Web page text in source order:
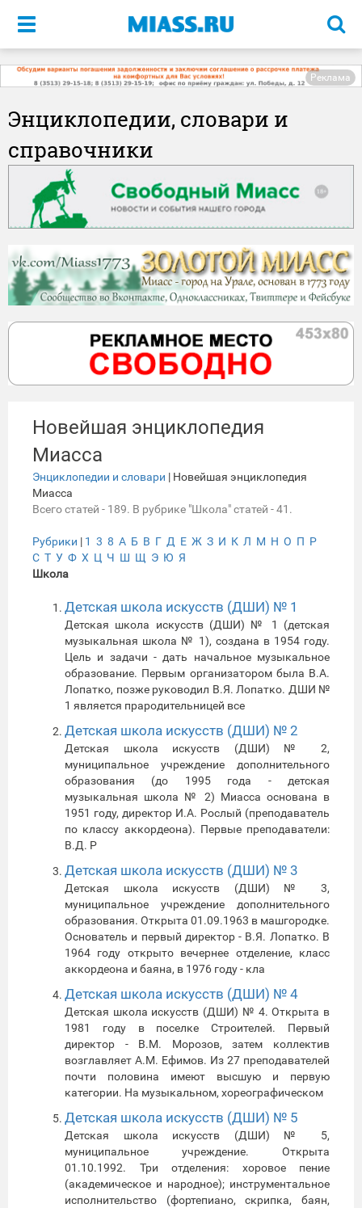
Меню
Реклама
Энциклопедии, словари и
справочники
Новейшая энциклопедия
Миасса
Энциклопедии и словари | Новейшая энциклопедия
Миасса
Всего статей - 189. В рубрике "Школа" статей - 41.
Рубрики | 1 3 8 А Б В Г Д Е Ж З И К Л М Н О П Р
С Т У Ф Х Ц Ч Ш Щ Э Ю Я
Школа
Детская школа искусств (ДШИ) № 1
Детская школа искусств (ДШИ) № 1 (детская
музыкальная школа № 1), создана в 1954 году.
Цель и задачи - дать начальное музыкальное
образование. Первым организатором была В.А.
Лопатко, позже руководил В.Я. Лопатко. ДШИ №
1 является прародительницей все
Детская школа искусств (ДШИ) № 2
Детская школа искусств (ДШИ) № 2,
муниципальное учреждение дополнительного
образования (до 1995 года - детская
музыкальная школа № 2) Миасса основана в
1951 году, директор И.А. Рослый (преподаватель
по классу аккордеона). Первые преподаватели:
В.Д. Р
Детская школа искусств (ДШИ) № 3
Детская школа искусств (ДШИ) № 3,
муниципальное учреждение дополнительного
образования. Открыта 01.09.1963 в машгородке.
Основатель и первый директор - В.Я. Лопатко. В
1964 году открыто вечернее отделение, класс
аккордеона и баяна, в 1976 году - кла
Детская школа искусств (ДШИ) № 4
Детская школа искусств (ДШИ) № 4. Открыта в
1981 году в поселке Строителей. Первый
директор - В.М. Морозов, затем коллектив
возглавляет А.М. Ефимов. Из 27 преподавателей
почти половина имеют высшую и первую
категории. На музыкальном, хореографическом
Детская школа искусств (ДШИ) № 5
Детская школа искусств (ДШИ) № 5,
муниципальное учреждение. Открыта
01.10.1992. Три отделения: хоровое пение
(академическое и народное); инструментальное
исполнительство (фортепиано, скрипка, баян,